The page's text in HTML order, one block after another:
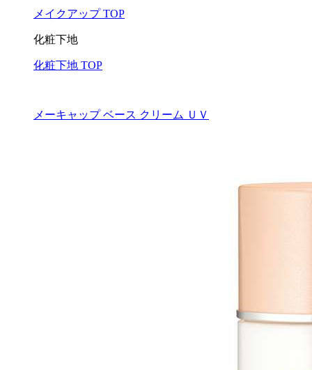
メイクアップ TOP
化粧下地
化粧下地 TOP
メーキャップ ベース クリーム ＵＶ